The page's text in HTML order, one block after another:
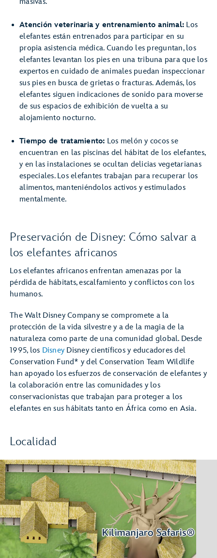
Atención veterinaria y entrenamiento animal: Los
elefantes están entrenados para participar en su
propia asistencia médica. Cuando les preguntan, los
elefantes levantan los pies en una tribuna para que los
expertos en cuidado de animales puedan inspeccionar
sus pies en busca de grietas o fracturas. Además, los
elefantes siguen indicaciones de sonido para moverse
de sus espacios de exhibición de vuelta a su
alojamiento nocturno.
Tiempo de tratamiento: Los melón y cocos se
encuentran en las piscinas del hábitat de los elefantes,
y en las instalaciones se ocultan delicias vegetarianas
especiales. Los elefantes trabajan para recuperar los
alimentos, manteniéndolos activos y estimulados
mentalmente.
Preservación de Disney: Cómo salvar a
los elefantes africanos
Los elefantes africanos enfrentan amenazas por la
pérdida de hábitats, escalfamiento y conflictos con los
humanos.
The Walt Disney Company se compromete a la
protección de la vida silvestre y a de la magia de la
naturaleza como parte de una comunidad global. Desde
1995, los Disney Disney científicos y educadores del
Conservation Fund* y del Conservation Team Wildlife
han apoyado los esfuerzos de conservación de elefantes y
la colaboración entre las comunidades y los
conservacionistas que trabajan para proteger a los
elefantes en sus hábitats tanto en África como en Asia.
Localidad